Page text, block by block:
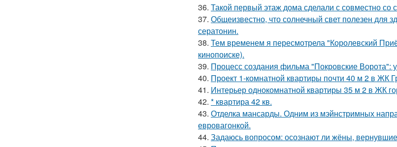
36. Такой первый этаж дома сделали с совместно со
37. Общеизвестно, что солнечный свет полезен для
сератонин.
38. Тем временем я пересмотрела "Королевский
кинопоиске).
39. Процесс создания фильма "Покровские Ворота":
40. Проект 1-комнатной квартиры почти 40 м 2 в ЖК
41. Интерьер однокомнатной квартиры 35 м 2 в ЖК
42. * квартира 42 кв.
43. Отделка мансарды. Одним из мэйнстримных
евровагонкой.
44. Задаюсь вопросом: осознают ли жёны,